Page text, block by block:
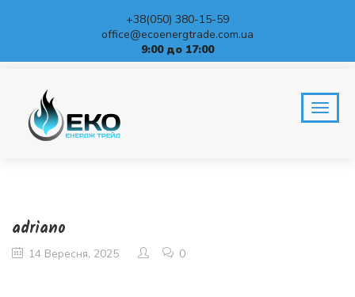
+38(050) 380-15-59
office@ecoenergtrade.com.ua
9:00 до 17:00
BLOG adriano
adriano
14 Вересня, 2025 0